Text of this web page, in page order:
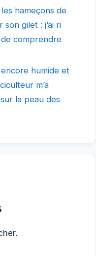
hameçons de
gilet : j’ai ri
comprendre
humide et
m’a
la peau des